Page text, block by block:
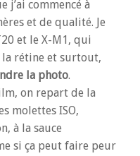
j’ai commencé à
et de qualité. Je
et le X-M1, qui
la rétine et surtout,
la photo.
on repart de la
molettes ISO,
à la sauce
si ça peut faire peur